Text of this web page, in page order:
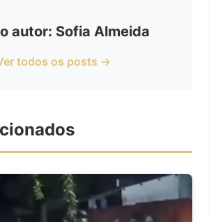
autor: Sofia Almeida
todos os posts →